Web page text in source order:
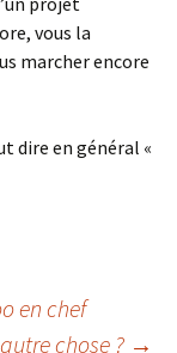
vous la
marcher encore
dire en général «
en chef
chose ? →